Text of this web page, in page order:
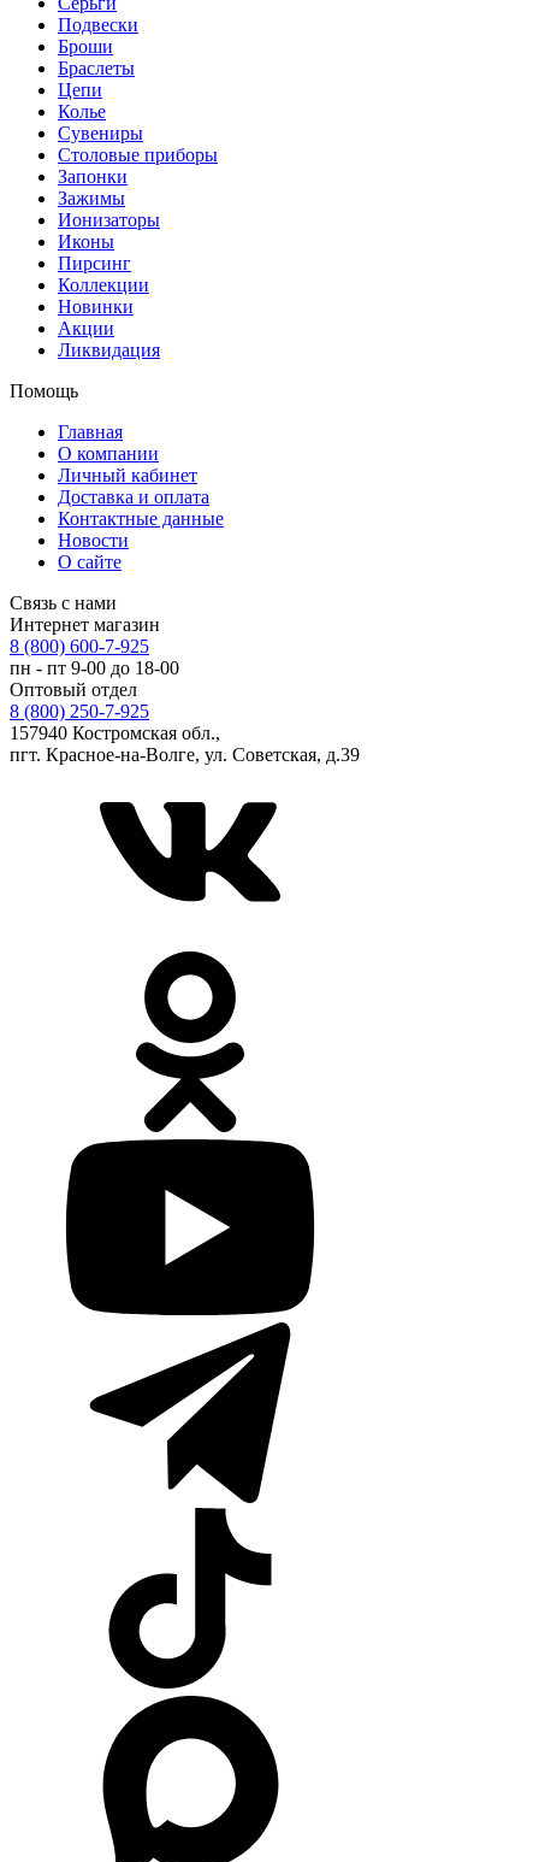
Подвески
Броши
Браслеты
Цепи
Колье
Сувениры
Столовые приборы
Запонки
Зажимы
Ионизаторы
Иконы
Пирсинг
Коллекции
Новинки
Акции
Ликвидация
Помощь
Главная
О компании
Личный кабинет
Доставка и оплата
Контактные данные
Новости
О сайте
Связь с нами
Интернет магазин
8 (800) 600-7-925
пн - пт 9-00 до 18-00
Оптовый отдел
8 (800) 250-7-925
157940 Костромская обл.,
пгт. Красное-на-Волге, ул. Советская, д.39